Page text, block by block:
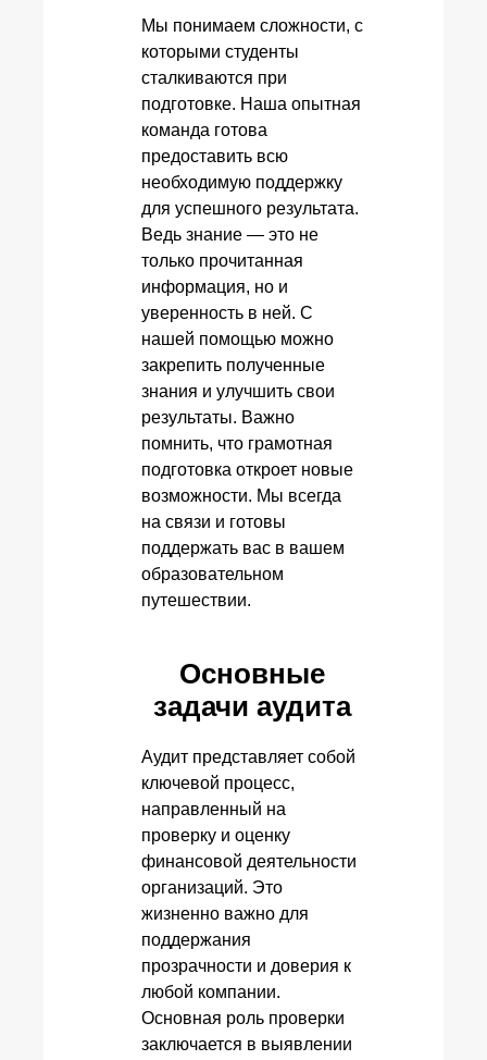
Мы понимаем сложности, с
которыми студенты
сталкиваются при
подготовке. Наша опытная
команда готова
предоставить всю
необходимую поддержку
для успешного результата.
Ведь знание — это не
только прочитанная
информация, но и
уверенность в ней. С
нашей помощью можно
закрепить полученные
знания и улучшить свои
результаты. Важно
помнить, что грамотная
подготовка откроет новые
возможности. Мы всегда
на связи и готовы
поддержать вас в вашем
образовательном
путешествии.
Основные
задачи аудита
Аудит представляет собой
ключевой процесс,
направленный на
проверку и оценку
финансовой деятельности
организаций. Это
жизненно важно для
поддержания
прозрачности и доверия к
любой компании.
Основная роль проверки
заключается в выявлении